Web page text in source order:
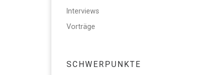
Interviews
Vorträge
SCHWERPUNKTE